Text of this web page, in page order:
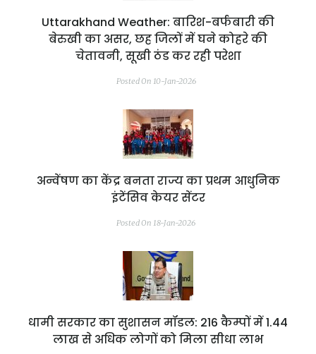
Uttarakhand Weather: बारिश-बर्फबारी की
बेरुखी का असर, छह जिलों में घने कोहरे की
चेतावनी, सूखी ठंड कर रही परेशा
Posted On 10-Jan-2026
अन्वेंषण का केंद्र बनता राज्य का प्रथम आधुनिक
इंटेंसिव केयर सेंटर
Posted On 18-Jan-2026
धामी सरकार का सुशासन मॉडल: 216 कैम्पों में 1.44
लाख से अधिक लोगों को मिला सीधा लाभ